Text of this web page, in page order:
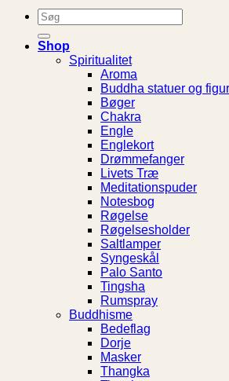
Søg
efter:
Shop
Spiritualitet
Aroma
Buddha statuer og
Bøger
Chakra
Engle
Englekort
Drømmefanger
Livets Træ
Meditationspuder
Notesbog
Røgelse
Røgelsesholder
Saltlamper
Syngeskål
Palo Santo
Tingsha
Rumspray
Buddhisme
Bedeflag
Dorje
Masker
Thangka